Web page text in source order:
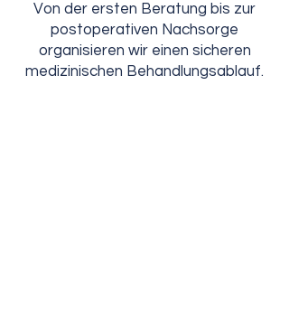
Von der ersten Beratung bis zur
postoperativen Nachsorge
organisieren wir einen sicheren
medizinischen Behandlungsablauf.